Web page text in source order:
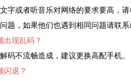
字或者听音乐对网络的要求要高，
题，如果他们也遇到相同问题请联
出现乱码？
码不流畅造成，建议更换高配手机。
闪退？